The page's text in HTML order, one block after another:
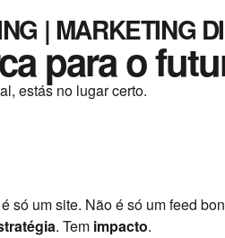
| MARKETING
para o
estás no lugar certo.
só um site. Não é só um feed
. Tem impacto.